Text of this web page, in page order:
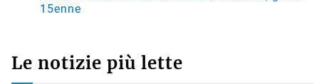
15enne
Le notizie più lette